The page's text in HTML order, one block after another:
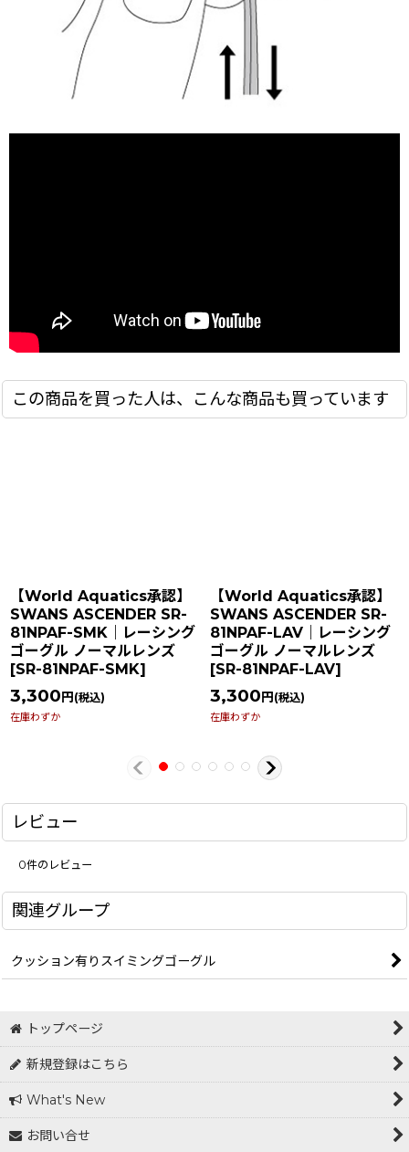
この商品を買った人は、こんな商品も買っています
【World Aquatics承認】
SWANS ASCENDER SR-
81NPAF-SMK｜レーシング
ゴーグル ノーマルレンズ
[SR-81NPAF-SMK]
3,300円(税込)
在庫わずか
【World Aquatics承認】
SWANS ASCENDER SR-
81NPAF-LAV｜レーシング
ゴーグル ノーマルレンズ
[SR-81NPAF-LAV]
3,300円(税込)
在庫わずか
レビュー
0件のレビュー
関連グループ
クッション有りスイミングゴーグル
トップページ
新規登録はこちら
What's New
お問い合せ